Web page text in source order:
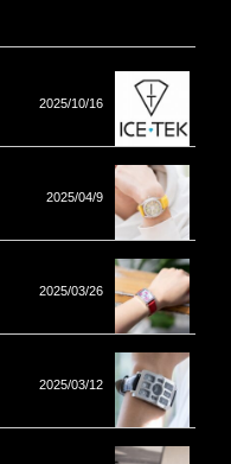
2025/10/16
2025/04/9
2025/03/26
2025/03/12